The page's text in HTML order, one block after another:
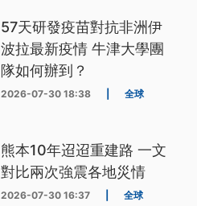
57天研發疫苗對抗非洲伊
波拉最新疫情 牛津大學團
隊如何辦到？
2026-07-30 18:38 全球
熊本10年迢迢重建路 一文
對比兩次強震各地災情
2026-07-30 16:37 全球